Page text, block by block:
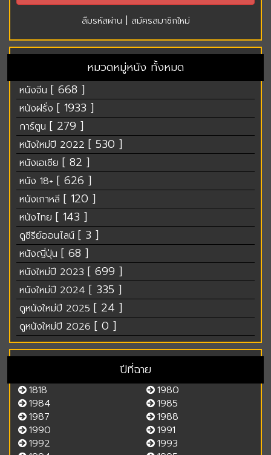
ลืมรหัสผ่าน สมัครสมาชิกใหม่
หมวดหมู่หนัง ทั้งหมด
หนังจีน [ 668 ]
หนังฝรั่ง [ 1933 ]
การ์ตูน [ 279 ]
หนังใหม่ปี 2022 [ 530 ]
หนังเอเชีย [ 82 ]
หนัง 18+ [ 626 ]
หนังเกาหลี [ 120 ]
หนังไทย [ 143 ]
ดูซีรีย์ออนไลน์ [ 3 ]
หนังญี่ปุ่น [ 68 ]
หนังใหม่ปี 2023 [ 699 ]
หนังใหม่ปี 2024 [ 335 ]
ดูหนังใหม่ปี 2025 [ 24 ]
ดูหนังใหม่ปี 2026 [ 0 ]
ปีที่ฉาย
1818
1980
1984
1985
1987
1988
1990
1991
1992
1993